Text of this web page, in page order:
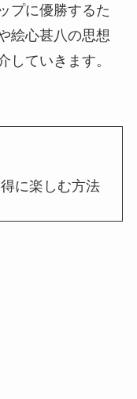
プに優勝するた
絵心甚八の思想
していきます。
に楽しむ方法